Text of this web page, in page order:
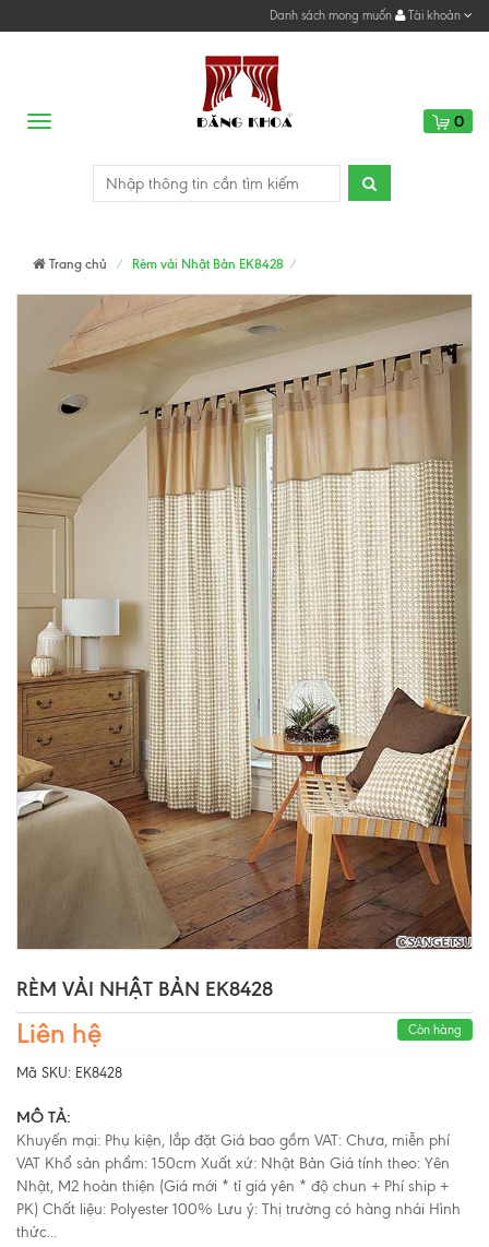
Danh sách mong muốn Tài khoản
Menu 0
Trang chủ Rèm vải Nhật Bản EK8428
RÈM VẢI NHẬT BẢN EK8428
Liên hệ Còn hàng
Mã SKU: EK8428
MÔ TẢ:
Khuyến mại: Phụ kiện, lắp đặt Giá bao gồm VAT: Chưa, miễn phí
VAT Khổ sản phẩm: 150cm Xuất xứ: Nhật Bản Giá tính theo: Yên
Nhật, M2 hoàn thiện (Giá mới * tỉ giá yên * độ chun + Phí ship +
PK) Chất liệu: Polyester 100% Lưu ý: Thị trường có hàng nhái Hình
thức...